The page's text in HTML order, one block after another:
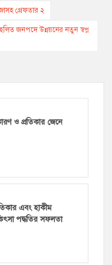
গ্রেফতার ২
জনপদে উন্নয়নের নতুন স্বপ্ন
ও প্রতিকার জেনে
এবং হাকীম
পদ্ধতির সফলতা